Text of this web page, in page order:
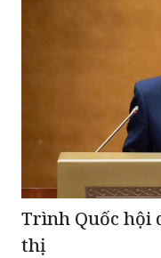
Trình Quốc hội
thị